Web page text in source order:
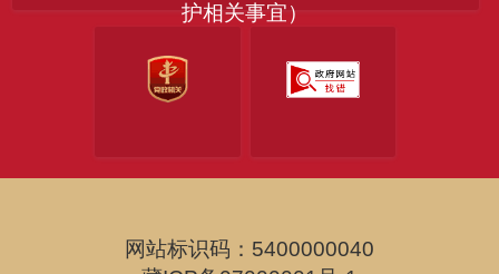
护相关事宜）
网站标识码：5400000040